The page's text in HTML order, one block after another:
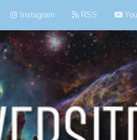
Instagram RSS